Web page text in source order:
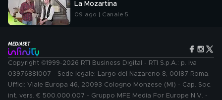
La Mozartina
09 ago | Canale 5
Copyright ©1999-2026 RTI Business Digital - RTI S.p.A.: p. iva
03976881007 - Sede legale: Largo del Nazareno 8, 00187 Roma.
Uffici: Viale Europa 46, 20093 Cologno Monzese (MI) - Cap. Soc.
int. vers. € 500.000.007 - Gruppo MFE Media For Europe N.V. -